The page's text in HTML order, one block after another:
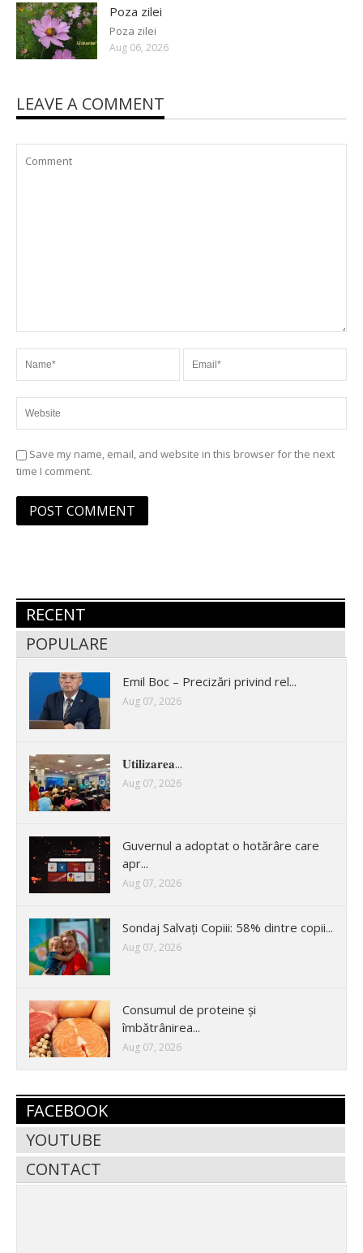
Poza zilei
Poza zilei
Aug 06, 2026
LEAVE A COMMENT
Save my name, email, and website in this browser for the next
time I comment.
RECENT
POPULARE
Emil Boc – Precizări privind rel...
Aug 07, 2026
𝐔𝐭𝐢𝐥𝐢𝐳𝐚𝐫𝐞𝐚...
Aug 07, 2026
Guvernul a adoptat o hotărâre care
apr...
Aug 07, 2026
Sondaj Salvați Copiii: 58% dintre copii...
Aug 07, 2026
Consumul de proteine și
îmbătrânirea...
Aug 07, 2026
FACEBOOK
YOUTUBE
CONTACT